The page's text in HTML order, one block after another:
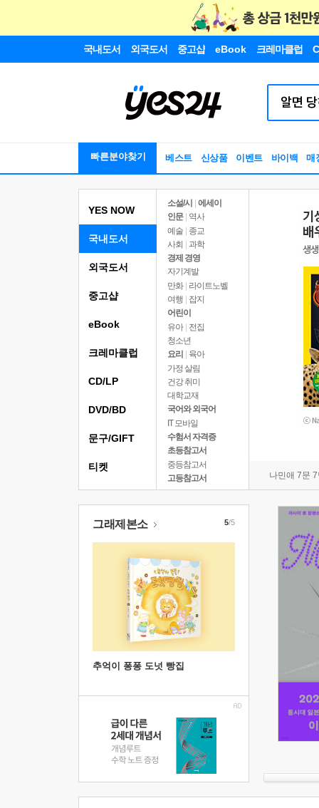
국내도서 외국도서 중고샵 eBook 크레마클럽
빠른분야찾기 베스트 신상품 이벤트 바이백 매
YES NOW
국내도서
소설/시
에세이
인문
역사
예술 | 종교
사회 | 과학
경제 경영
자기계발
만화 | 라이트노벨
여행
잡지
어린이
유아 | 전집
청소년
요리
육아
가정 살림
건강 취미
대학교재
국어와 외국어
IT 모바일
수험서 자격증
초등참고서
중등참고서
고등참고서
나민애 7문
외국도서
중고샵
eBook
크레마클럽
CD/LP
DVD/BD
문구/GIFT
티켓
그래제본소
추억이 퐁퐁 도넛 빵집
5/5